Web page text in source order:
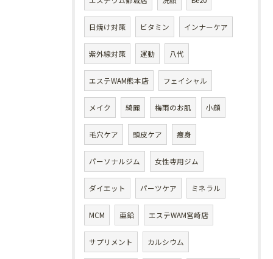
日焼け対策 ビタミン インナーケア
紫外線対策 運動 八代
エステWAM熊本店 フェイシャル
メイク 綺麗 梅雨のお肌 小顔
毛穴ケア 頭皮ケア 痩身
パーソナルジム 女性専用ジム
ダイエット パーツケア ミネラル
MCM 亜鉛 エステWAM宮崎店
サプリメント カルシウム